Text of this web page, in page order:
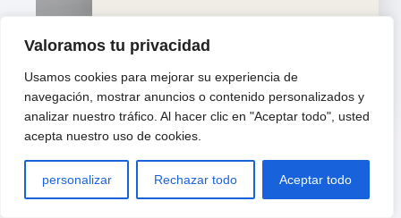
Valoramos tu privacidad
Usamos cookies para mejorar su experiencia de
navegación, mostrar anuncios o contenido personalizados y
analizar nuestro tráfico. Al hacer clic en "Aceptar todo", usted
acepta nuestro uso de cookies.
personalizar Rechazar todo Aceptar todo
Mudanzas : Vaciado De Casas En
Riudoms
Hide
"
+
c
h
a
y
WhatsApp Message
n
d
f
i
n